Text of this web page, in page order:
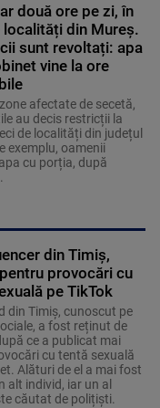
două ore pe zi, în
localități din Mureș.
sunt revoltați: apa
vine la ore
afectate de secetă,
au decis restricții la
de localități din județul
exemplu, oamenii
cu porția, după
din Timiș,
provocări cu
pe TikTok
din Timiș, cunoscut pe
a fost reținut de
ce a publicat mai
cu tentă sexuală
Alături de el a mai fost
alt individ, iar un al
căutat de polițiști.